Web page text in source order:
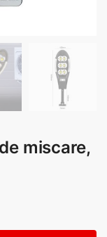
miscare,